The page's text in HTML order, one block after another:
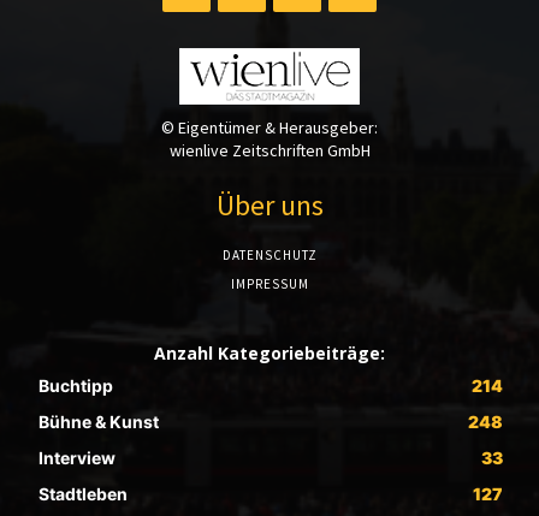
© Eigentümer & Herausgeber:
wienlive Zeitschriften GmbH
Über uns
DATENSCHUTZ
IMPRESSUM
Anzahl Kategoriebeiträge:
Buchtipp
214
Bühne & Kunst
248
Interview
33
Stadtleben
127